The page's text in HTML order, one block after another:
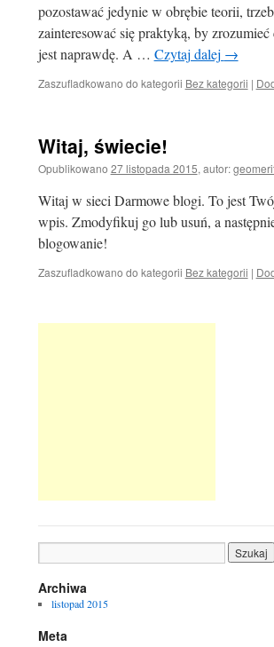
pozostawać jedynie w obrębie teorii,
zainteresować się praktyką, by
jest naprawdę. A … Czytaj dalej →
Zaszufladkowano do kategorii Bez kategorii |
Witaj, świecie!
Opublikowano 27 listopada 2015, autor:
Witaj w sieci Darmowe blogi. To jest
wpis. Zmodyfikuj go lub usuń, a
blogowanie!
Zaszufladkowano do kategorii Bez kategorii |
Archiwa
listopad 2015
Meta